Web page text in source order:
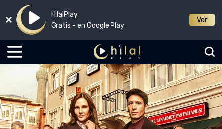
HilalPlay
Gratis - en Google Play
Ver